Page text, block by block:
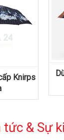
Knirps
tức & Sự